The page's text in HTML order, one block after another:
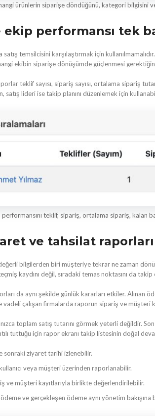
ürünlerin siparişe döndüğünü, kategori bilgisini
ekip performansı tek
temsilcisini karşılaştırmak için
ekibin siparişe dönüşümde güçlenmesi
teklif sayısı, sipariş sayısı, ortalama
satış lideri ise takip planını düzenlemek için
performansını teklif, sipariş, ortalama sipariş,
ve tahsilat
bilgilerden biri müşteriye tekrar ne zaman
kaydını değil, sıradaki temas noktasını da takip
da aynı şekilde günlük kararları etkiler. Alınan
vadeli çalışan firmalarda raporun sipariş ve müşteri
toplam satış tutarını görmek yeterli değildir.
tuttuğu için rapor ekranı takip listesinin doğal
sonraki ziyaret tarihi izlenebilir.
veya müşteri üzerinden raporlanabilir.
ve müşteri kayıtlarıyla birlikte değerlendirilebilir.
ve gerçekleşen ödeme aynı yönetim bakışına